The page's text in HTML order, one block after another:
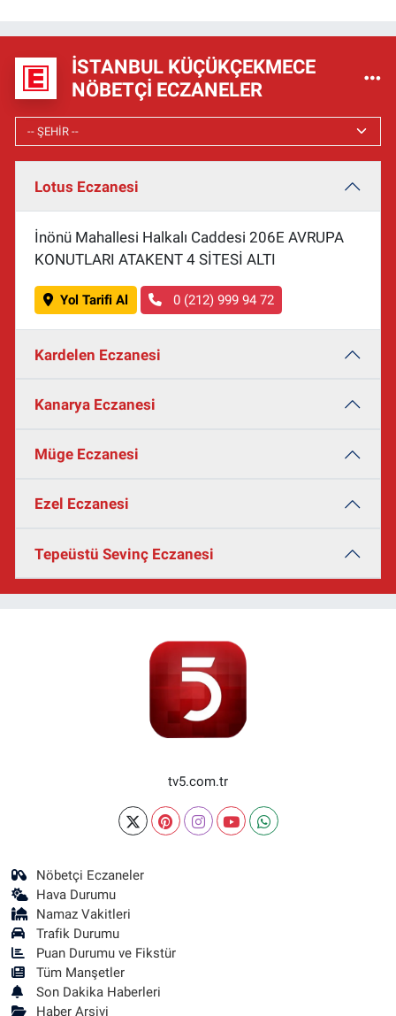
İSTANBUL KÜÇÜKÇEKMECE
NÖBETÇI ECZANELER
Lotus Eczanesi
İnönü Mahallesi Halkalı Caddesi 206E AVRUPA
KONUTLARI ATAKENT 4 SİTESİ ALTI
Yol Tarifi Al 0 (212) 999 94 72
Kardelen Eczanesi
Kanarya Eczanesi
Müge Eczanesi
Ezel Eczanesi
Tepeüstü Sevinç Eczanesi
tv5.com.tr
Nöbetçi Eczaneler
Hava Durumu
Namaz Vakitleri
Trafik Durumu
Puan Durumu ve Fikstür
Tüm Manşetler
Son Dakika Haberleri
Haber Arşivi